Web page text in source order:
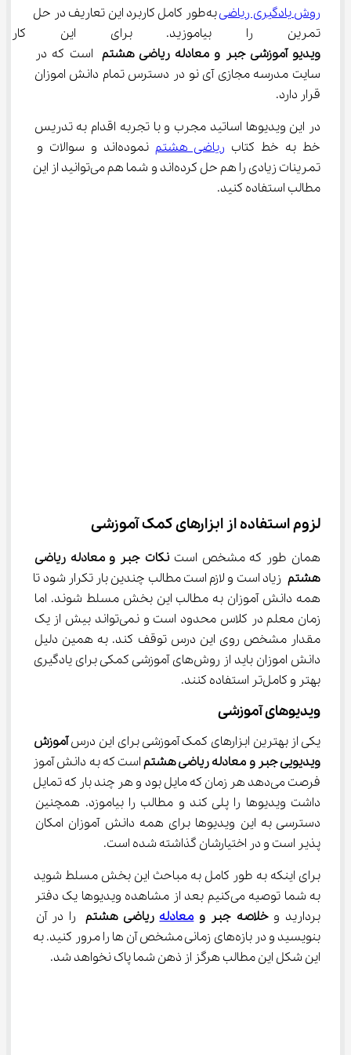
روش یادگیری ریاضی
به‌طور کامل کاربرد این تعاریف در حل
تمرین را بیاموزید. برای این کار
ویدیو آموزشی جبر و معادله ریاضی هشتم است که در
سایت مدرسه مجازی آی نو در دسترس تمام دانش اموزان
قرار دارد.
در این ویدیوها اساتید مجرب و با تجربه اقدام به تدریس
خط به خط کتاب ریاضی هشتم
نموده‌اند و سوالات و
تمرینات زیادی را هم حل کرده‌اند و شما هم می‌توانید از این
مطالب استفاده کنید.
لزوم استفاده از ابزارهای کمک آموزشی
همان طور که مشخص است نکات جبر و معادله ریاضی
هشتم زیاد است و لازم است مطالب چندین بار تکرار شود تا
همه دانش آموزان به مطالب این بخش مسلط شوند. اما
زمان معلم در کلاس محدود است و نمی‌تواند بیش از یک
مقدار مشخص روی این درس توقف کند. به همین دلیل
دانش اموزان باید از روش‌های آموزشی کمکی برای یادگیری
بهتر و کامل‌تر استفاده کنند.
ویدیوهای آموزشی
یکی از بهترین ابزارهای کمک آموزشی برای این درس آموزش
ویدیویی جبر و معادله ریاضی هشتم است که به دانش آموز
فرصت می‌دهد هر زمان که مایل بود و هر چند بار که تمایل
داشت ویدیوها را پلی کند و مطالب را بیاموزد. همچنین
دسترسی به این ویدیوها برای همه دانش آموزان امکان
پذیر است و در اختیارشان گذاشته شده است.
برای اینکه به طور کامل به مباحث این بخش مسلط شوید
به شما توصیه می‌کنیم بعد از مشاهده ویدیوها یک دفتر
بردارید و خلاصه جبر و معادله ریاضی هشتم را در آن
بنویسید و در بازه‌های زمانی مشخص آن ها را مرور کنید. به
این شکل این مطالب هرگز از ذهن شما پاک نخواهد شد.